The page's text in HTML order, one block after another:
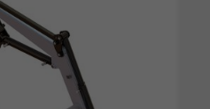
recusar esses
cookies,
algumas
funcionalidades
desaparecerão
do site.